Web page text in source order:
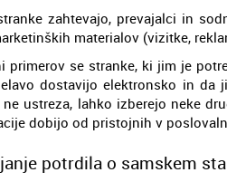
zahtevajo, prevajalci in
materialov (vizitke,
primerov se stranke, ki jim je
dostavijo elektronsko in da
ustreza, lahko izberejo neke
dobijo od pristojnih v
potrdila o samskem